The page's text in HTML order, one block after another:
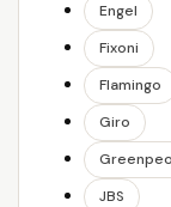
Engel
Fixoni
Flamingo
Giro
JBS